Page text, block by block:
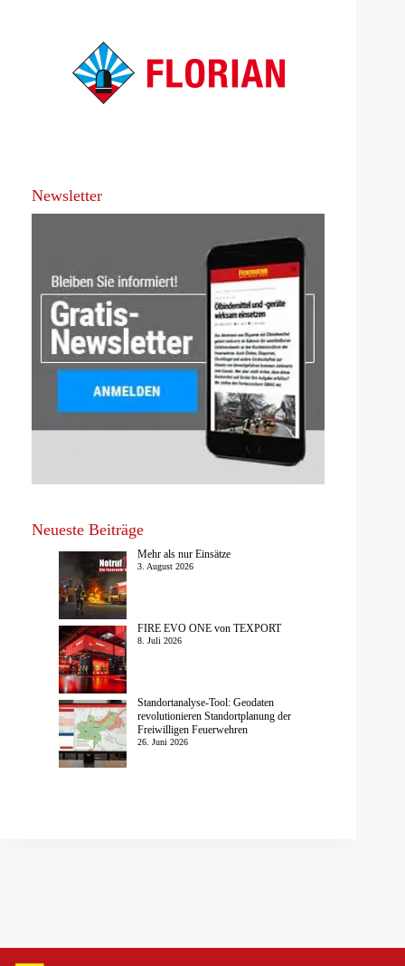
Newsletter
Neueste Beiträge
Mehr als nur Einsätze
3. August 2026
FIRE EVO ONE von TEXPORT
8. Juli 2026
Standortanalyse-Tool: Geodaten
revolutionieren Standortplanung der
Freiwilligen Feuerwehren
26. Juni 2026